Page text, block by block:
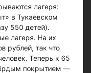
лагеря:
в Тукаевском
550 детей).
лагеря. На их
рублей, так что
Теперь к 65
покрытием —